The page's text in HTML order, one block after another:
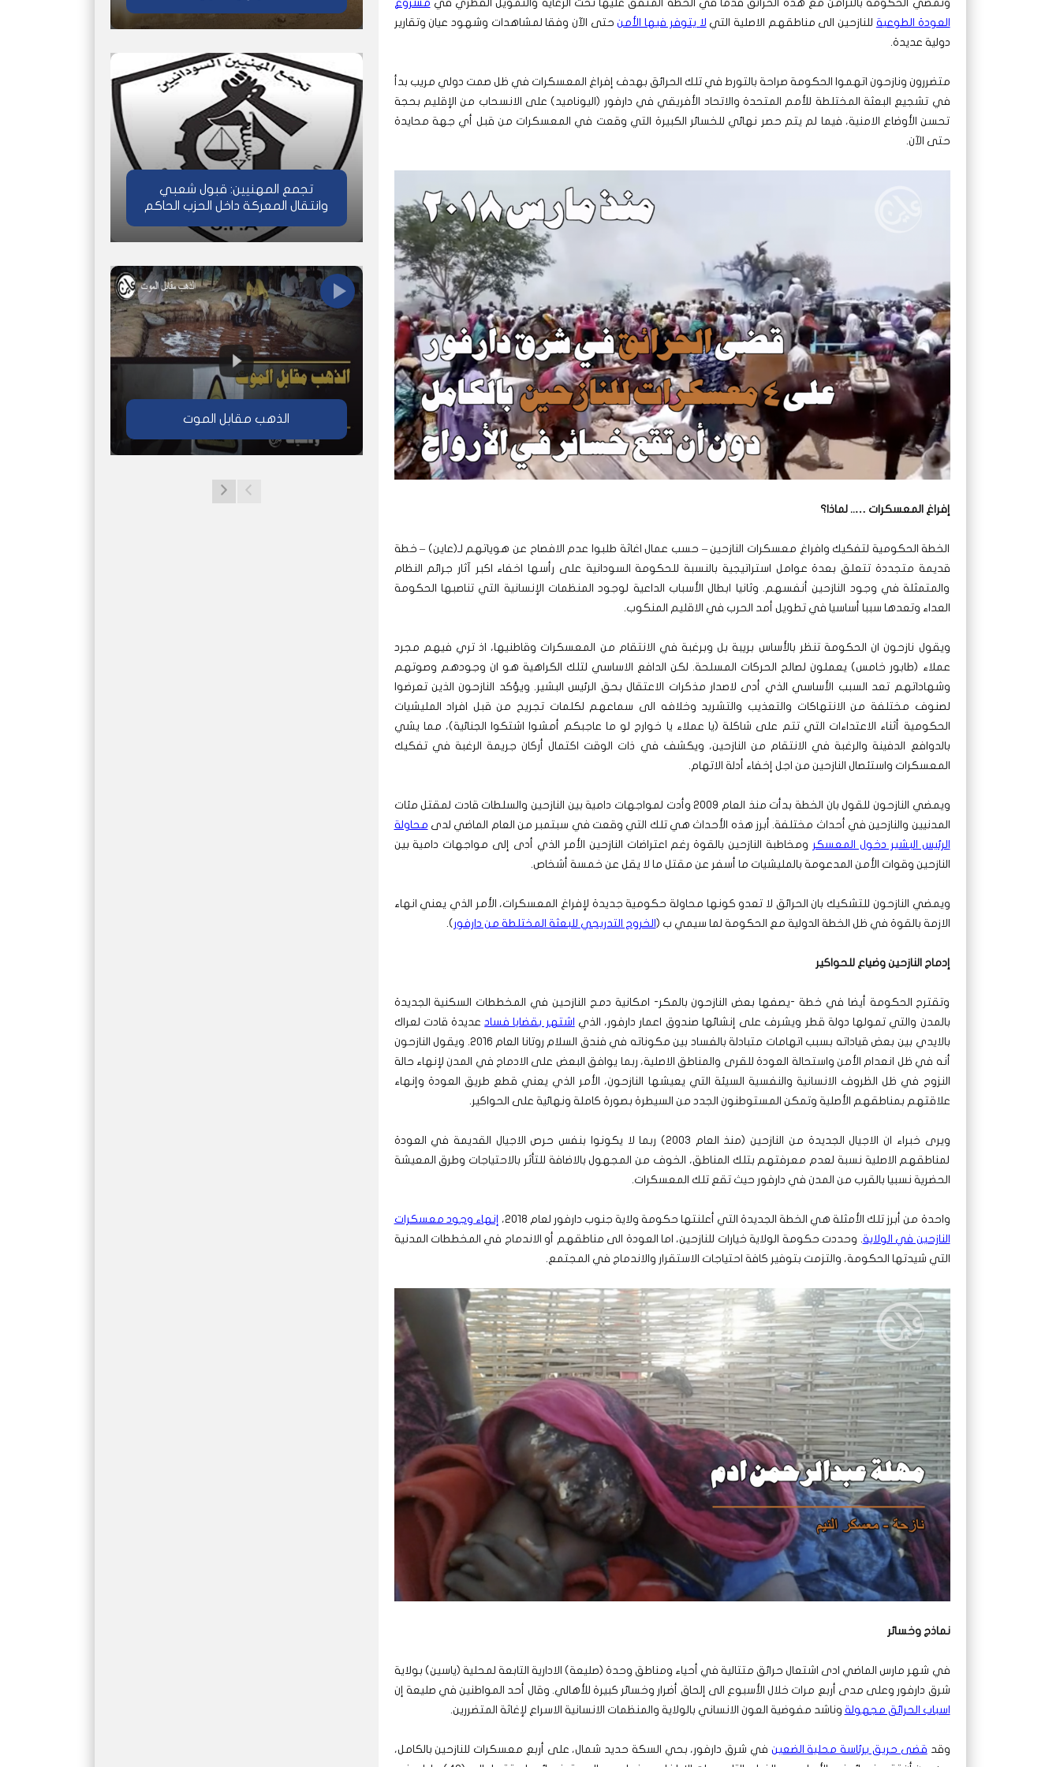
وتمضي الحكومة بالتزامن مع هذه الحرائق قدما في الخطة المتفق عليها تحت الرعاية والتمويل القطري في مشروع
العودة الطوعية للنازحين الى مناطقهم الاصلية التي لا يتوفر فيها الأمنحتى الآن وفقا لمشاهدات وشهود عيان وتقارير
دولية عديدة.
متضررون ونازحون اتهموا الحكومة صراحة بالتورط في تلك الحرائق بهدف إفراغ المعسكرات في ظل صمت دولي مريب بدأ
في تشجيع البعثة المختلطة للأمم المتحدة والاتحاد الأفريقي في دارفور (اليوناميد) على الانسحاب من الإقليم بحجة
تحسن الأوضاع الامنية، فيما لم يتم حصر نهائي للخسائر الكبيرة التي وقعت في المعسكرات من قبل أي جهة محايدة
حتى الآن.
إفراغ المعسكرات ….. لماذا؟
الخطة الحكومية لتفكيك وافراغ معسكرات النازحين – حسب عمال اغاثة طلبوا عدم الافصاح عن هوياتهم لـ(عاين) – خطة
قديمة متجددة تتعلق بعدة عوامل استراتيجية بالنسبة للحكومة السودانية على رأسها اخفاء اكبر آثار جرائم النظام
والمتمثلة في وجود النازحين أنفسهم. وثانيا ابطال الأسباب الداعية لوجود المنظمات الإنسانية التي تناصبها الحكومة
العداء وتعدها سببا أساسيا في تطويل أمد الحرب في الاقليم المنكوب.
ويقول نازحون ان الحكومة تنظر بالأساس بريبة بل وبرغبة في الانتقام من المعسكرات وقاطنيها، اذ تري فيهم مجرد
عملاء (طابور خامس) يعملون لصالح الحركات المسلحة. لكن الدافع الاساسي لتلك الكراهية هو ان وجودهم وصوتهم
وشهاداتهم تعد السبب الأساسي الذي أدى لاصدار مذكرات الاعتقال بحق الرئيس البشير. ويؤكد النازحون الذين تعرضوا
لصنوف مختلفة من الانتهاكات والتعذيب والتشريد وخلافه الى سماعهم لكلمات تجريح من قبل افراد المليشيات
الحكومية أثناء الاعتداءات التي تتم على شاكلة (يا عملاء يا خوارج لو ما عاجبكم أمشوا اشتكوا الجنائية)، مما يشي
بالدوافع الدفينة والرغبة في الانتقام من النازحين، ويكشف في ذات الوقت اكتمال أركان جريمة الرغبة في تفكيك
المعسكرات واستئصال النازحين من اجل إخفاء أدلة الاتهام.
ويمضي النازحون للقول بان الخطة بدأت منذ العام 2009 وأدت لمواجهات دامية بين النازحين والسلطات قادت لمقتل مئات
المدنيين والنازحين في أحداث مختلفة. أبرز هذه الأحداث هي تلك التي وقعت في سبتمبر من العام الماضي لدى محاولة
الرئيس البشير دخول المعسكر ومخاطبة النازحين بالقوة رغم اعتراضات النازحين الأمر الذي أدى إلى مواجهات دامية بين
النازحين وقوات الأمن المدعومة بالمليشيات ما أسفر عن مقتل ما لا يقل عن خمسة أشخاص.
ويمضي النازحون للتشكيك بان الحرائق لا تعدو كونها محاولة حكومية جديدة لإفراغ المعسكرات، الأمر الذي يعني انهاء
الازمة بالقوة في ظل الخطة الدولية مع الحكومة لما سيمي ب ( الخروج التدريجي للبعثة المختلطة من دارفور ).
إدماج النازحين وضياع للحواكير
وتقترح الحكومة أيضا في خطة -يصفها بعض النازحون بالمكر- امكانية دمج النازحين في المخططات السكنية الجديدة
بالمدن والتي تمولها دولة قطر ويشرف على إنشائها صندوق اعمار دارفور، الذي اشتهر بقضايا فسادعديدة قادت لعراك
بالايدي بين بعض قياداته بسبب اتهامات متبادلة بالفساد بين مكوناته في فندق السلام روتانا العام 2016. ويقول النازحون
أنه في ظل انعدام الأمن واستحالة العودة للقرى والمناطق الاصلية، ربما يوافق البعض على الادماج في المدن لإنهاء حالة
النزوح في ظل الظروف الانسانية والنفسية السيئة التي يعيشها النازحون، الأمر الذي يعني قطع طريق العودة وإنهاء
علاقتهم بمناطقهم الأصلية وتمكن المستوطنون الجدد من السيطرة بصورة كاملة ونهائية على الحواكير.
ويرى خبراء ان الاجيال الجديدة من النازحين (منذ العام 2003) ربما لا يكونوا بنفس حرص الاجيال القديمة في العودة
لمناطقهم الاصلية نسبة لعدم معرفتهم بتلك المناطق، الخوف من المجهول بالاضافة للتأثر بالاحتياجات وطرق المعيشة
الحضرية نسبيا بالقرب من المدن في دارفور حيث تقع تلك المعسكرات.
واحدة من أبرز تلك الأمثلة هي الخطة الجديدة التي أعلنتها حكومة ولاية جنوب دارفور لعام 2018،
إنهاء وجود معسكرات
النازحين في الولاية. وحددت حكومة الولاية خيارات للنازحين، اما العودة الى مناطقهم أو الاندماج في المخططات المدنية
التي شيدتها الحكومة، والتزمت بتوفير كافة احتياجات الاستقرار والاندماج في المجتمع.
نماذج وخسائر
في شهر مارس الماضي ادى اشتعال حرائق متتالية في أحياء ومناطق وحدة (صليعة) الادارية التابعة لمحلية (ياسين) بولاية
شرق دارفور وعلى مدى أربع مرات خلال الأسبوع الى إلحاق أضرار وخسائر كبيرة للأهالي. وقال أحد المواطنين في صليعة إن
اسباب الحرائق مجهولة وناشد مفوضية العون الانساني بالولاية والمنظمات الانسانية الاسراع لإغاثة المتضررين.
وقد قضى حريق برئاسة محلية الضعين في شرق دارفور، بحي السكة حديد شمال، على أربع معسكرات للنازحين بالكامل،
تجمع المهنيين: قبول شعبي
وانتقال المعركة داخل الحزب الحاكم
الذهب مقابل الموت